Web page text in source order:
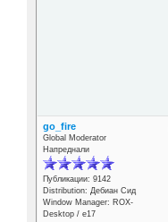
go_fire
Global Moderator
Напреднали
Публикации: 9142
Distribution: Дебиан Сид
Window Manager: ROX-
Desktop / е17